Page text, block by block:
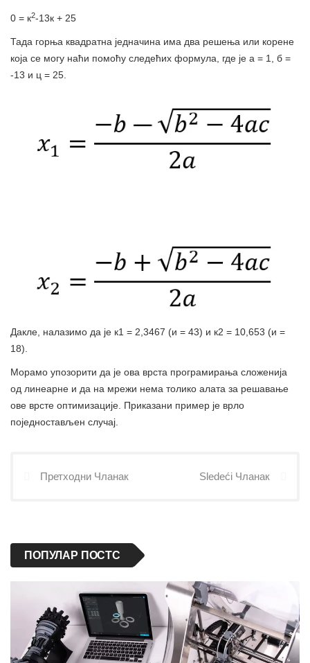
0 = к2-13к + 25
Тада горња квадратна једначина има два решења или корене
која се могу наћи помоћу следећих формула, где је а = 1, б =
-13 и ц = 25.
Дакле, налазимо да је к1 = 2,3467 (и = 43) и к2 = 10,653 (и =
18).
Морамо упозорити да је ова врста програмирања сложенија
од линеарне и да на мрежи нема толико алата за решавање
ове врсте оптимизације. Приказани пример је врло
поједностављен случај.
Претходни Чланак Sledeći Чланак
ПОПУЛАР ПОСТС